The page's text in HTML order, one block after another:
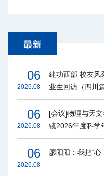
06
2026.08
建功西部 校友风
业生回访（四川篇
06
2026.08
[会议]物理与天
镜2026年度科学
06
2026.08
廖阳阳：我把“